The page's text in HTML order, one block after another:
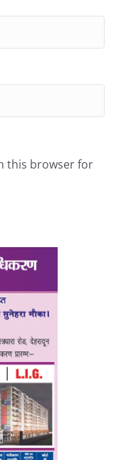
this browser for